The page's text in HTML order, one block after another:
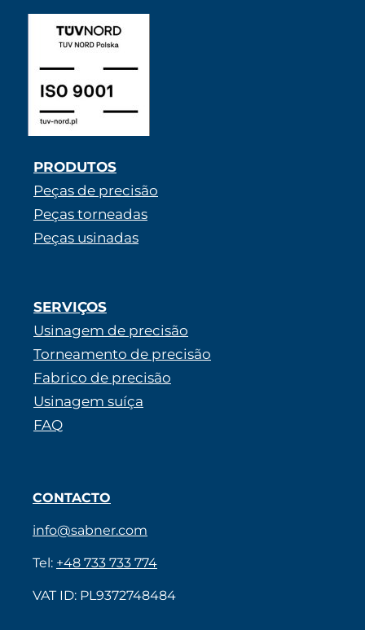
PRODUTOS
Peças de precisão
Peças torneadas
Peças usinadas
SERVIÇOS
Usinagem de precisão
Torneamento de precisão
Fabrico de precisão
Usinagem suíça
FAQ
CONTACTO
info@sabner.com
Tel: +48 733 733 774
VAT ID: PL9372748484